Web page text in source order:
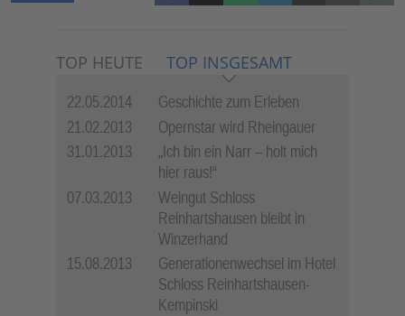
TOP HEUTE TOP INSGESAMT
22.05.2014
Geschichte zum Erleben
21.02.2013
Opernstar wird Rheingauer
31.01.2013
„Ich bin ein Narr – holt mich
hier raus!“
07.03.2013
Weingut Schloss
Reinhartshausen bleibt in
Winzerhand
15.08.2013
Generationenwechsel im Hotel
Schloss Reinhartshausen-
Kempinski